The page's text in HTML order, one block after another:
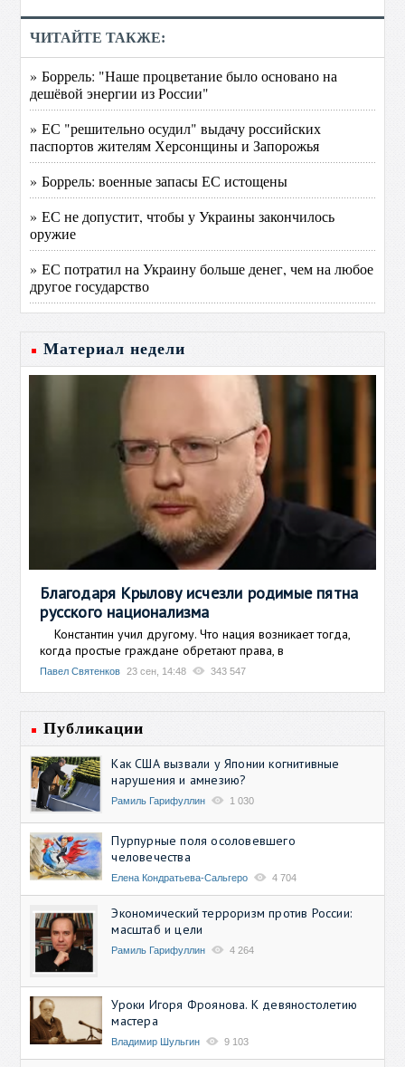
ЧИТАЙТЕ ТАКЖЕ:
» Боррель: "Наше процветание было основано на
дешёвой энергии из России"
» ЕС "решительно осудил" выдачу российских
паспортов жителям Херсонщины и Запорожья
» Боррель: военные запасы ЕС истощены
» ЕС не допустит, чтобы у Украины закончилось
оружие
» ЕС потратил на Украину больше денег, чем на любое
другое государство
Материал недели
Благодаря Крылову исчезли родимые пятна
русского национализма
Константин учил другому. Что нация возникает тогда,
когда простые граждане обретают права, в
Павел Святенков 23 сен, 14:48 343 547
Публикации
Как США вызвали у Японии когнитивные
нарушения и амнезию?
Рамиль Гарифуллин 1 030
Пурпурные поля осоловевшего
человечества
Елена Кондратьева-Сальгеро 4 704
Экономический терроризм против России:
масштаб и цели
Рамиль Гарифуллин 4 264
Уроки Игоря Фроянова. К девяностолетию
мастера
Владимир Шульгин 9 103